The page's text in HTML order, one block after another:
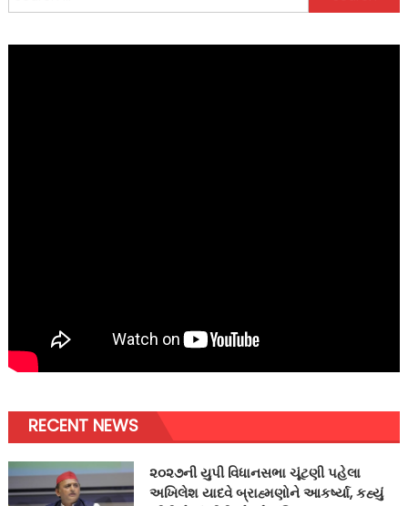
for:
RECENT NEWS
૨૦૨૭ની યુપી વિધાનસભા ચૂંટણી પહેલા
અખિલેશ યાદવે બ્રાહ્મણોને આકર્ષ્યા, કહ્યું